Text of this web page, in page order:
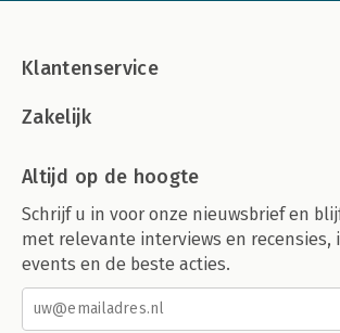
Klantenservice
Zakelijk
Altijd op de hoogte
Schrijf u in voor onze nieuwsbrief en
met relevante interviews en recensies,
events en de beste acties.